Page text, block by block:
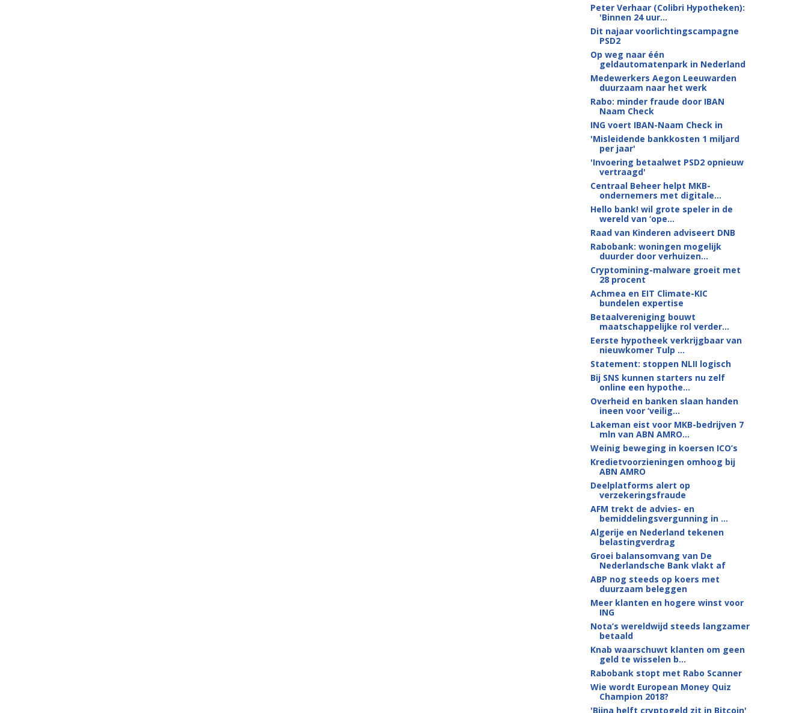
Peter Verhaar (Colibri Hypotheken):
'Binnen 24 uur...
Dit najaar voorlichtingscampagne
PSD2
Op weg naar één
geldautomatenpark in Nederland
Medewerkers Aegon Leeuwarden
duurzaam naar het werk
Rabo: minder fraude door IBAN
Naam Check
ING voert IBAN-Naam Check in
'Misleidende bankkosten 1 miljard
per jaar'
'Invoering betaalwet PSD2 opnieuw
vertraagd'
Centraal Beheer helpt MKB-
ondernemers met digitale...
Hello bank! wil grote speler in de
wereld van ‘ope...
Raad van Kinderen adviseert DNB
Rabobank: woningen mogelijk
duurder door verhuizen...
Cryptomining-malware groeit met
28 procent
Achmea en EIT Climate-KIC
bundelen expertise
Betaalvereniging bouwt
maatschappelijke rol verder...
Eerste hypotheek verkrijgbaar van
nieuwkomer Tulp ...
Statement: stoppen NLII logisch
Bij SNS kunnen starters nu zelf
online een hypothe...
Overheid en banken slaan handen
ineen voor ‘veilig...
Lakeman eist voor MKB-bedrijven 7
mln van ABN AMRO...
Weinig beweging in koersen ICO’s
Kredietvoorzieningen omhoog bij
ABN AMRO
Deelplatforms alert op
verzekeringsfraude
AFM trekt de advies- en
bemiddelingsvergunning in ...
Algerije en Nederland tekenen
belastingverdrag
Groei balansomvang van De
Nederlandsche Bank vlakt af
ABP nog steeds op koers met
duurzaam beleggen
Meer klanten en hogere winst voor
ING
Nota’s wereldwijd steeds langzamer
betaald
Knab waarschuwt klanten om geen
geld te wisselen b...
Rabobank stopt met Rabo Scanner
Wie wordt European Money Quiz
Champion 2018?
'Bijna helft cryptogeld zit in Bitcoin'